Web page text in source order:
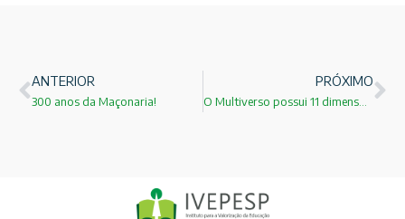
ANTERIOR
300 anos da Maçonaria!
PRÓXIMO
O Multiverso possui 11 dimensões!